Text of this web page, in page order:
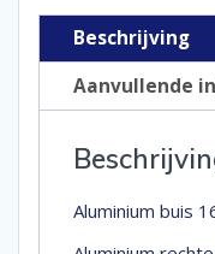
Beschrijving
Aanvullende
Aluminium buis